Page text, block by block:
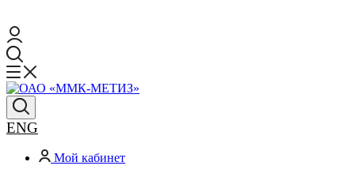
ENG
Мой кабинет